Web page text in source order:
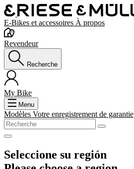
E-Bikes et accessoires À propos
Revendeur
Recherche
My Bike
Menu
Modèles Votre enregistrement de garantie
Seleccione su región